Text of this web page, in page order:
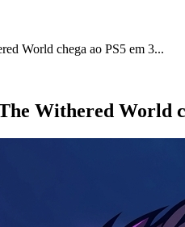
World chega ao PS5 em 3...
Withered World